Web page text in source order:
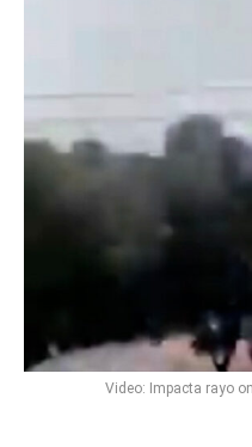
Video: Impacta rayo